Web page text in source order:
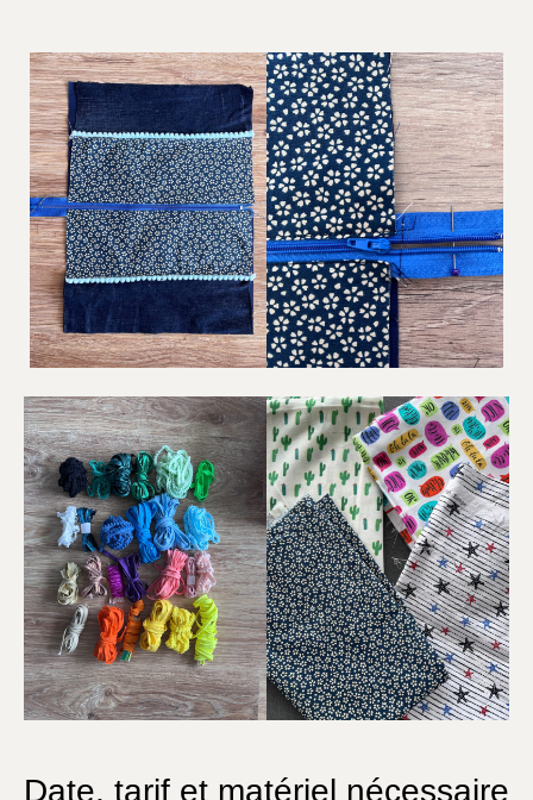
Date, tarif et matériel nécessaire